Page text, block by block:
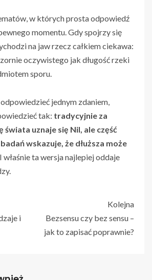
w których prosta odpowiedź
momentu. Gdy spojrzy się
na jaw rzecz całkiem ciekawa:
oczywistego jak długość rzeki
sporu.
jednym zdaniem,
tak: tradycyjnie za
świata uznaje się Nil, ale część
wskazuje, że dłuższa może
właśnie ta wersja najlepiej oddaje
i
Kolejna
Bezsensu czy bez sensu –
jak to zapisać poprawnie?